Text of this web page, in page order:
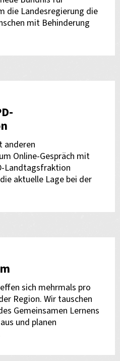
die Landesregierung die
mit Behinderung
anderen
Online-Gespräch mit
Landtagsfraktion
aktuelle Lage bei der
sich mehrmals pro
Region. Wir tauschen
Gemeinsamen Lernens
und planen